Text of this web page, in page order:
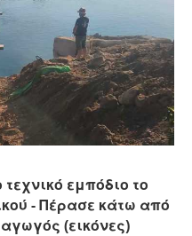
εμπόδιο το
- Πέρασε κάτω από
(εικόνες)